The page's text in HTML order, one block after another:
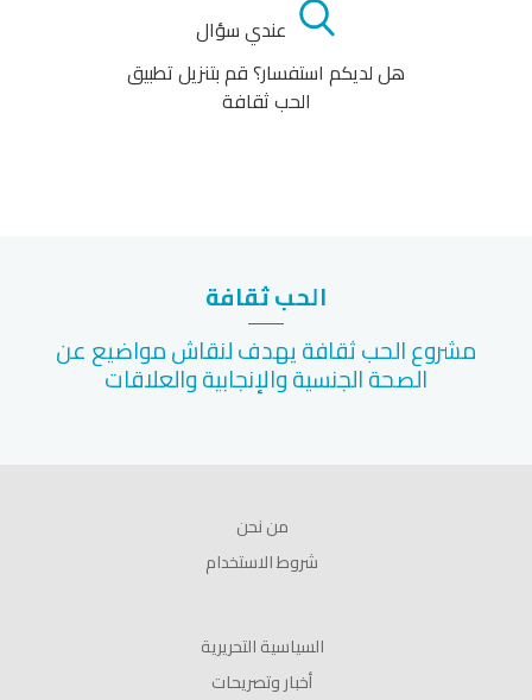
عندي سؤال
هل لديكم استفسار؟ قم بتنزيل تطبيق
الحب ثقافة
الحب ثقافة
مشروع الحب ثقافة يهدف لنقاش مواضيع عن
الصحة الجنسية والإنجابية والعلاقات
من نحن
شروط الاستخدام
السياسية التحريرية
أخبار وتصريحات